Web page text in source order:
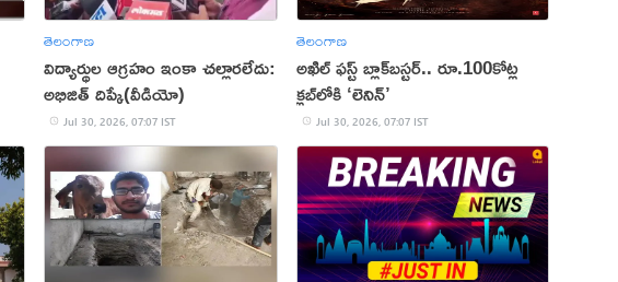
తెలంగాణ
విద్యార్థుల ఆగ్రహం ఇంకా చల్లారలేదు:
అభిజిత్ దిప్కే(వీడియో)
Jul 30, 2026, 07:07 IST
తెలంగాణ
అఖిల్ ఫస్ట్ బ్లాక్‌బస్టర్.. రూ.100కోట్ల
క్లబ్‌లోకి ‘లెనిన్‌’
Jul 30, 2026, 07:07 IST